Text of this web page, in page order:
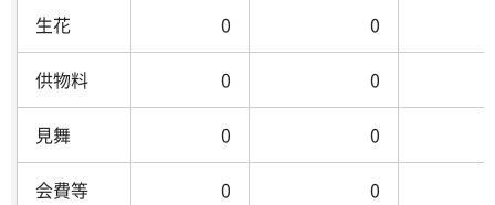
生花 0 0
供物料 0 0
見舞 0 0
会費等 0 0